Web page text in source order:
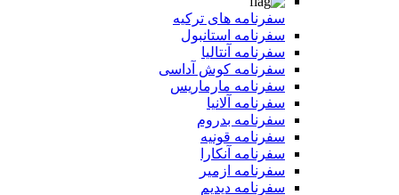
سفرنامه های ترکیه
سفرنامه استانبول
سفرنامه آنتالیا
سفرنامه کوش آداسی
سفرنامه مارماریس
سفرنامه آلانیا
سفرنامه بدروم
سفرنامه قونیه
سفرنامه آنکارا
سفرنامه ازمیر
سفرنامه دیدیم